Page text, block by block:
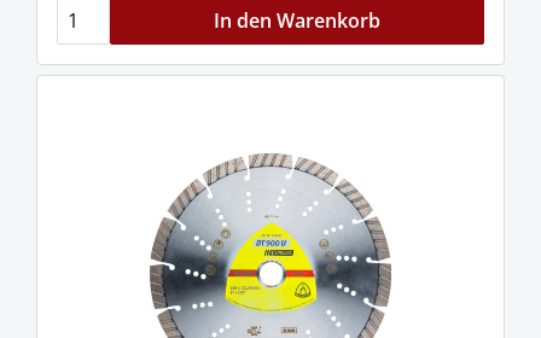
In den Warenkorb